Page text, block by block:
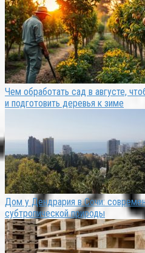
Чем обработать сад в августе,
и подготовить деревья к зиме
Дом у Дендрария в Сочи:
субтропической природы